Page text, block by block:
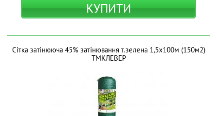
КУПИТИ
Сітка затінююча 45% затінювання т.зелена 1,5х100м (150м2)
ТМКЛЕВЕР